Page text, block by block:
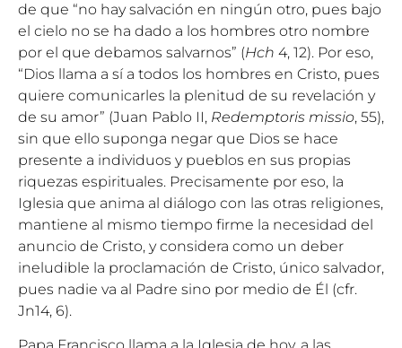
de que “no hay salvación en ningún otro, pues bajo
el cielo no se ha dado a los hombres otro nombre
por el que debamos salvarnos” (Hch 4, 12). Por eso,
“Dios llama a sí a todos los hombres en Cristo, pues
quiere comunicarles la plenitud de su revelación y
de su amor” (Juan Pablo II, Redemptoris missio, 55),
sin que ello suponga negar que Dios se hace
presente a individuos y pueblos en sus propias
riquezas espirituales. Precisamente por eso, la
Iglesia que anima al diálogo con las otras religiones,
mantiene al mismo tiempo firme la necesidad del
anuncio de Cristo, y considera como un deber
ineludible la proclamación de Cristo, único salvador,
pues nadie va al Padre sino por medio de Él (cfr.
Jn14, 6).